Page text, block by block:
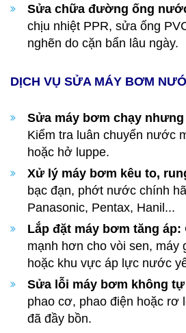
Sửa chữa đường ống
chịu nhiệt PPR, sửa ống
nghẽn do cặn bẩn lâu ngày.
DỊCH VỤ SỬA MÁY BƠM
Sửa máy bơm chạy
Kiểm tra luân chuyển nước
hoặc hở luppe.
Xử lý máy bơm kêu to,
bạc đạn, phớt nước chính
Panasonic, Pentax, Hanil...
Lắp đặt máy bơm tăng áp:
mạnh hơn cho vòi sen, máy
hoặc khu vực áp lực nước
Sửa lỗi máy bơm không
phao cơ, phao điện hoặc rơ
đã đầy bồn.